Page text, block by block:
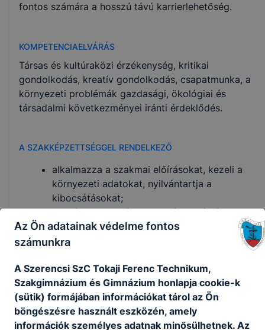
fontos számára a hosszú távú karrierlehetőség.
KOMPETENCIAELVÁRÁS
Társas és kultúraközi érzékenység, kritikai
gondolkodás, kreatív gondolkodás, csapatmunka, a
környezeti problémák gazdasági, ökológiai és
társadalmi következményei iránti érdeklődés.
A SZAKKÉPZETTSÉGGEL RENDELKEZŐ
alkalmazza a szakmai előírásokat, kezeli a
környezeti adatokat, nyilvántartja a
kibocsátásokat;
nyilvántartja a védett természeti értékeket, a
szennyezett területeket;
környezetvédelmi tervek készítésében vesz
kapcsolatot tart a környezet- és
természetvédelmi és vízügyi hatóságokkal,
önkormányzati területen a lakossággal;
részt vesz pályázatírási munkákban;
közreműködik levegő-, víz- és talajvédelmi
Az Ön adatainak védelme fontos
számunkra
A Szerencsi SzC Tokaji Ferenc Technikum,
Szakgimnázium és Gimnázium honlapja cookie-k
(sütik) formájában információkat tárol az Ön
böngészésre használt eszközén, amely
információk személyes adatnak minősülhetnek. Az